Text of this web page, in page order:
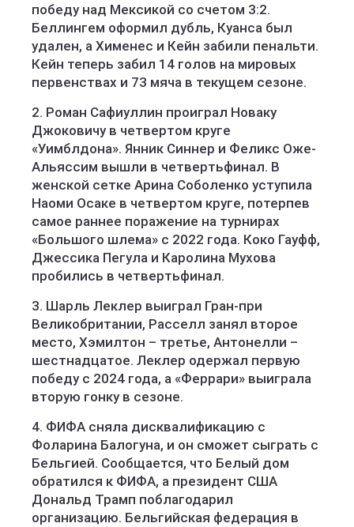
победу над Мексикой со счетом 3:2.
Беллингем оформил дубль, Куанса был
удален, а Хименес и Кейн забили пенальти.
Кейн теперь забил 14 голов на мировых
первенствах и 73 мяча в текущем сезоне.
2. Роман Сафиуллин проиграл Новаку
Джоковичу в четвертом круге
«Уимблдона». Янник Синнер и Феликс Оже-
Альяссим вышли в четвертьфинал. В
женской сетке Арина Соболенко уступила
Наоми Осаке в четвертом круге, потерпев
самое раннее поражение на турнирах
«Большого шлема» с 2022 года. Коко Гауфф,
Джессика Пегула и Каролина Мухова
пробились в четвертьфинал.
3. Шарль Леклер выиграл Гран-при
Великобритании, Расселл занял второе
место, Хэмилтон – третье, Антонелли –
шестнадцатое. Леклер одержал первую
победу с 2024 года, а «Феррари» выиграла
вторую гонку в сезоне.
4. ФИФА сняла дисквалификацию с
Фоларина Балогуна, и он сможет сыграть с
Бельгией. Сообщается, что Белый дом
обратился к ФИФА, а президент США
Дональд Трамп поблагодарил
организацию. Бельгийская федерация в